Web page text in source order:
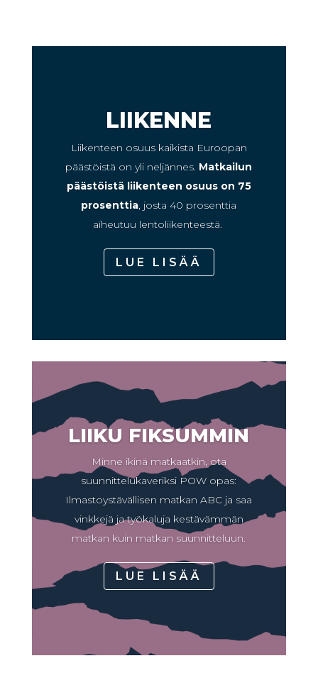
LIIKENNE
Liikenteen osuus kaikista Euroopan
päästöistä on yli neljännes. Matkailun
päästöistä liikenteen osuus on 75
prosenttia, josta40 prosenttia
aiheutuu lentoliikenteestä.
LUE LISÄÄ
LIIKU FIKSUMMIN
Minne ikinä matkaatkin, ota
suunnittelukaveriksi POW opas:
Ilmastoystävällisen matkan ABC ja saa
vinkkejä ja työkaluja kestävämmän
matkan kuin matkan suunnitteluun.
LUE LISÄÄ